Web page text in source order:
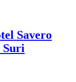
Savero
Suri